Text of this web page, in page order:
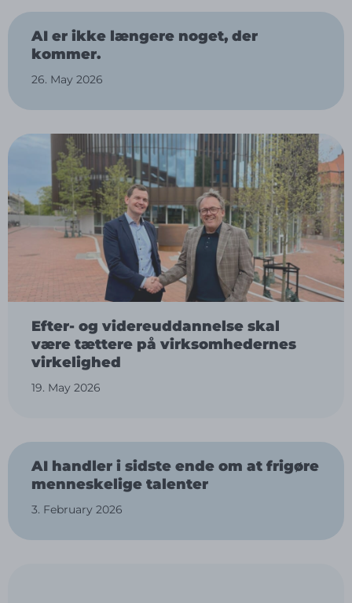
AI er ikke længere noget, der
kommer.
26. May 2026
Efter- og videreuddannelse skal
være tættere på virksomhedernes
virkelighed
19. May 2026
AI handler i sidste ende om at frigøre
menneskelige talenter
3. February 2026